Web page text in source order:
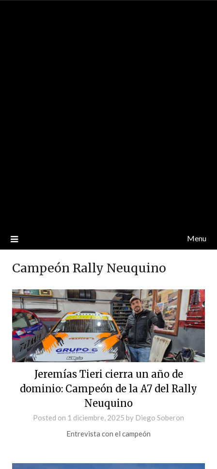
Menu
Campeón Rally Neuquino
Jeremías Tieri cierra un año de
dominio: Campeón de la A7 del Rally
Neuquino
Posted on 1 diciembre, 2025 by Diego Soberon
Entrevista con el campeón